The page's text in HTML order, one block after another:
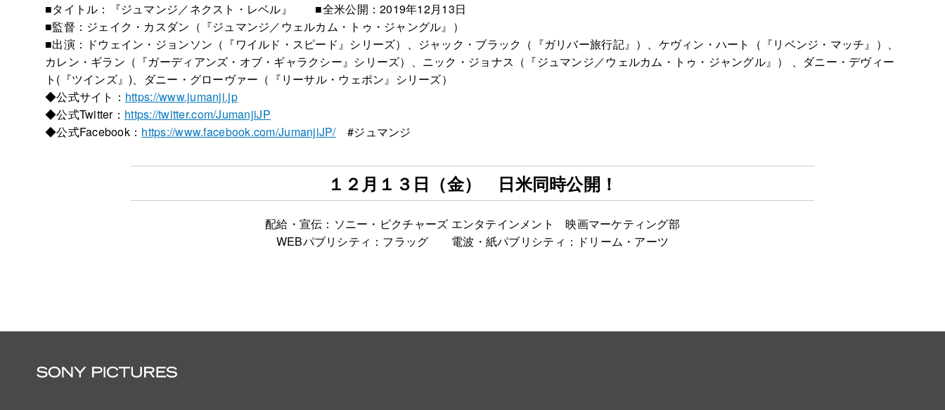
■タイトル：『ジュマンジ／ネクスト・レベル』 ■全米公開：2019年12月13日
■監督：ジェイク・カスダン（『ジュマンジ／ウェルカム・トゥ・ジャングル』）
■出演：ドウェイン・ジョンソン（『ワイルド・スピード』シリーズ）、ジャック・ブラック（『ガリバー旅行記』）、ケヴィン・ハート（『リベンジ・マッチ』）、
カレン・ギラン（『ガーディアンズ・オブ・ギャラクシー』シリーズ）、ニック・ジョナス（『ジュマンジ／ウェルカム・トゥ・ジャングル』） 、ダニー・デヴィー
ト(『ツインズ』)、ダニー・グローヴァー（『リーサル・ウェポン』シリーズ）
◆公式サイト： https://www.jumanji.jp
◆公式Twitter： https://twitter.com/JumanjiJP
◆公式Facebook： https://www.facebook.com/JumanjiJP/#ジュマンジ
１２月１３日（金） 日米同時公開！
配給・宣伝：ソニー・ピクチャーズ エンタテインメント 映画マーケティング部
WEBパブリシティ：フラッグ 電波・紙パブリシティ：ドリーム・アーツ